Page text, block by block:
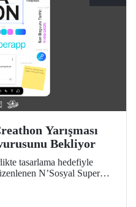
Yarışması
Bekliyor
tasarlama hedefiyle
N’Sosyal Super